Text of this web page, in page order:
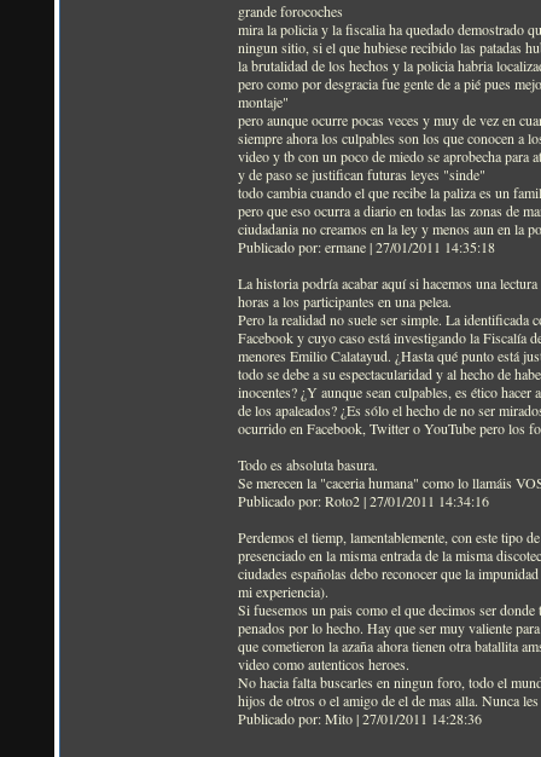
grande forocoches
mira la policia y la fiscalia ha quedado demostrado
ningun sitio, si el que hubiese recibido las patadas
la brutalidad de los hechos y la policia habria
pero como por desgracia fue gente de a pié pues
montaje"
pero aunque ocurre pocas veces y muy de vez en
siempre ahora los culpables son los que conocen a
video y tb con un poco de miedo se aprobecha para
y de paso se justifican futuras leyes "sinde"
todo cambia cuando el que recibe la paliza es un
pero que eso ocurra a diario en todas las zonas de
ciudadania no creamos en la ley y menos aun en la
Publicado por: ermane | 27/01/2011 14:35:18
La historia podría acabar aquí si hacemos una
horas a los participantes en una pelea.
Pero la realidad no suele ser simple. La identificada
Facebook y cuyo caso está investigando la Fiscalía
menores Emilio Calatayud. ¿Hasta qué punto está
todo se debe a su espectacularidad y al hecho de
inocentes? ¿Y aunque sean culpables, es ético
de los apaleados? ¿Es sólo el hecho de no ser
ocurrido en Facebook, Twitter o YouTube pero los
Todo es absoluta basura.
Se merecen la "caceria humana" como lo llamáis
Publicado por: Roto2 | 27/01/2011 14:34:16
Perdemos el tiemp, lamentablemente, con este tipo
presenciado en la misma entrada de la misma
ciudades españolas debo reconocer que la
mi experiencia).
Si fuesemos un pais como el que decimos ser
penados por lo hecho. Hay que ser muy valiente
que cometieron la azaña ahora tienen otra batallita
video como autenticos heroes.
No hacia falta buscarles en ningun foro, todo el
hijos de otros o el amigo de el de mas alla. Nunca
Publicado por: Mito | 27/01/2011 14:28:36